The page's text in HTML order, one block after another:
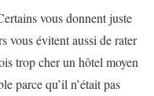
vous donnent juste
vous évitent aussi de rater
trop cher un hôtel moyen
parce qu’il n’était pas